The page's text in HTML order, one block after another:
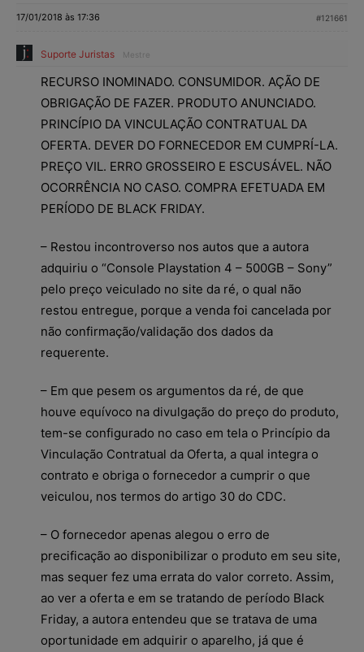
17/01/2018 às 17:36 #121661
Suporte Juristas Mestre
RECURSO INOMINADO. CONSUMIDOR. AÇÃO DE
OBRIGAÇÃO DE FAZER. PRODUTO ANUNCIADO.
PRINCÍPIO DA VINCULAÇÃO CONTRATUAL DA
OFERTA. DEVER DO FORNECEDOR EM CUMPRÍ-LA.
PREÇO VIL. ERRO GROSSEIRO E ESCUSÁVEL. NÃO
OCORRÊNCIA NO CASO. COMPRA EFETUADA EM
PERÍODO DE BLACK FRIDAY.
– Restou incontroverso nos autos que a autora
adquiriu o “Console Playstation 4 – 500GB – Sony”
pelo preço veiculado no site da ré, o qual não
restou entregue, porque a venda foi cancelada por
não confirmação/validação dos dados da
requerente.
– Em que pesem os argumentos da ré, de que
houve equívoco na divulgação do preço do produto,
tem-se configurado no caso em tela o Princípio da
Vinculação Contratual da Oferta, a qual integra o
contrato e obriga o fornecedor a cumprir o que
veiculou, nos termos do artigo 30 do CDC.
– O fornecedor apenas alegou o erro de
precificação ao disponibilizar o produto em seu site,
mas sequer fez uma errata do valor correto. Assim,
ao ver a oferta e em se tratando de período Black
Friday, a autora entendeu que se tratava de uma
oportunidade em adquirir o aparelho, já que é